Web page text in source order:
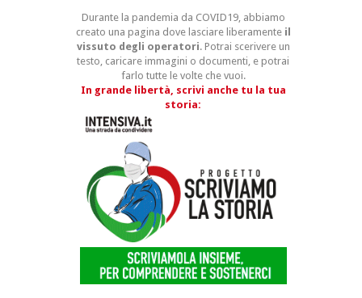
Durante la pandemia da COVID19, abbiamo
creato una pagina dove lasciare liberamenteil
vissuto degli operatori. Potrai scerivere un
testo, caricare immagini o documenti, e potrai
farlo tutte le volte che vuoi.
In grande libertà, scrivi anche tu la tua
storia: